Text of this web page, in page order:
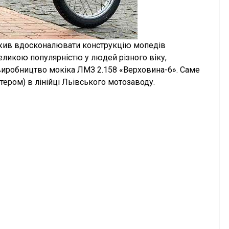
вдосконалювати конструкцію мопедів
популярністю у людей різного віку,
мокіка ЛМЗ 2.158 «Верховина-6». Саме
в лінійці Льівського мотозаводу.